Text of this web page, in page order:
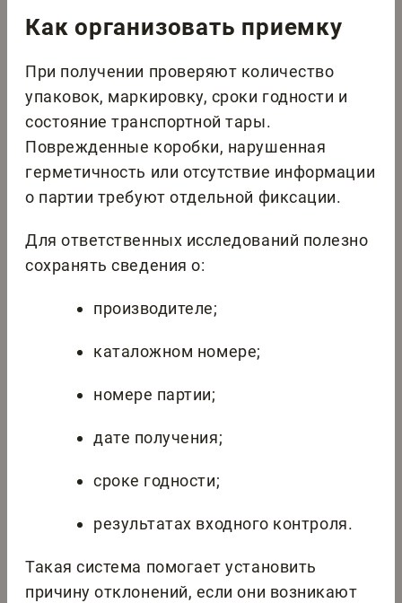
Как организовать приемку
При получении проверяют количество
упаковок, маркировку, сроки годности и
состояние транспортной тары.
Поврежденные коробки, нарушенная
герметичность или отсутствие информации
о партии требуют отдельной фиксации.
Для ответственных исследований полезно
сохранять сведения о:
производителе;
каталожном номере;
номере партии;
дате получения;
сроке годности;
результатах входного контроля.
Такая система помогает установить
причину отклонений, если они возникают